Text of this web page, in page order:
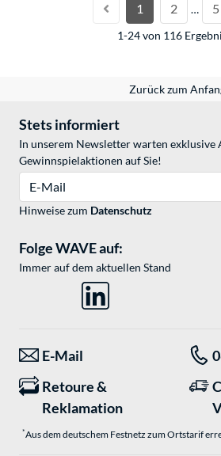
1 2 … 5
1-24 von 116
Zurück zum
Stets informiert
In unserem Newsletter warten exklusive
Gewinnspielaktionen auf Sie!
Hinweise zum Datenschutz
Folge WAVE auf:
Immer auf dem aktuellen Stand
E-Mail
Retoure &
Reklamation
*Aus dem deutschem Festnetz zum Ortstarif